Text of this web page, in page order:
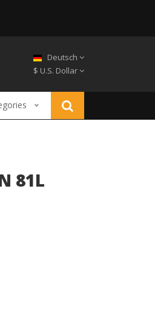
Deutsch
$ U.S. Dollar
81L